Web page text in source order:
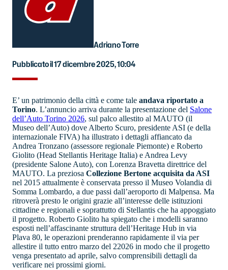
Adriano Torre
Pubblicato il 17 dicembre 2025, 10:04
E’ un patrimonio della città e come tale andava riportato a
Torino. L’annuncio arriva durante la presentazione del Salone
dell’Auto Torino 2026, sul palco allestito al MAUTO (il
Museo dell’Auto) dove Alberto Scuro, presidente ASI (e della
internazionale FIVA) ha illustrato i dettagli affiancato da
Andrea Tronzano (assessore regionale Piemonte) e Roberto
Giolito (Head Stellantis Heritage Italia) e Andrea Levy
(presidente Salone Auto), con Lorenza Bravetta direttrice del
MAUTO. La preziosa Collezione Bertone acquisita da ASI
nel 2015 attualmente è conservata presso il Museo Volandia di
Somma Lombardo, a due passi dall’aeroporto di Malpensa. Ma
ritroverà presto le origini grazie all’interesse delle istituzioni
cittadine e regionali e soprattutto di Stellantis che ha appoggiato
il progetto. Roberto Giolito ha spiegato che i modelli saranno
esposti nell’affascinante struttura dell’Heritage Hub in via
Plava 80, le operazioni prenderanno rapidamente il via per
allestire il tutto entro marzo del 22026 in modo che il progetto
venga presentato ad aprile, salvo comprensibili dettagli da
verificare nei prossimi giorni.